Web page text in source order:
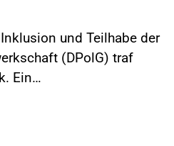
und Teilhabe der
(DPolG) traf
Ein…